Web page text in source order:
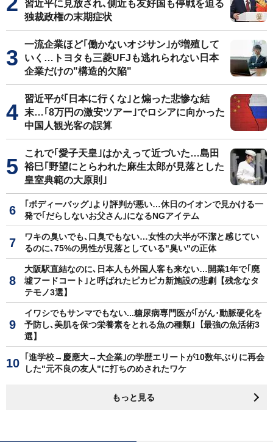
習近平に見放され､側近も友好国も停戦を迫る
独裁政権の末期症状
一流企業ほど｢働かないオジサン｣が増殖して
いく…トヨタも三菱UFJも逃れられない日本
企業だけの"構造的欠陥"
習近平が｢日本に行くな｣と煽った悲惨な結
末…｢8万円の激安ツアー｣でロシアに向かった
中国人観光客の誤算
これで｢愛子天皇｣はかえって近づいた…島田
裕巳｢野望にとらわれた麻生太郎が見落とした
皇室典範の大原則｣
｢ボディーバッグ｣より評判が悪い…休日のイオンで見かける一
発で｢だらしないお父さん｣になるNGアイテム
ワキの臭いでも､口臭でもない…女性の大半が不潔と感じてい
るのに､75%の男性が見落としている"臭い"の正体
大阪駅直結なのに､日本人も外国人客も来ない…開業1年で｢廃
墟フードコート｣と呼ばれたピカピカ新施設の悲劇【残念なタ
テモノ3選】
イワシでもサンマでもない...糖尿病専門医が｢がん･動脈硬化を
予防し､美肌を保つ栄養素をとれる魚の種類｣【最強の魚活術3
選】
｢進学校→慶應大→大企業｣の学歴エリートが10数年ぶりに再会
した"元不良の友人"に打ちのめされたワケ
もっと見る